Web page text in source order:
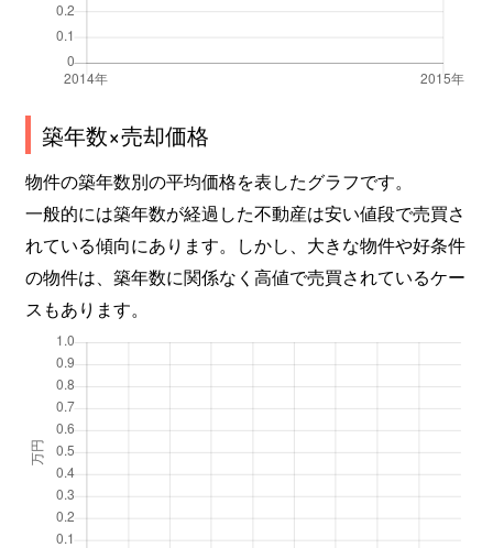
築年数×売却価格
物件の築年数別の平均価格を表したグラフです。
一般的には築年数が経過した不動産は安い値段で売買さ
れている傾向にあります。しかし、大きな物件や好条件
の物件は、築年数に関係なく高値で売買されているケー
スもあります。